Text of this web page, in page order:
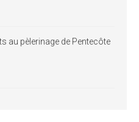
au pèlerinage de Pentecôte